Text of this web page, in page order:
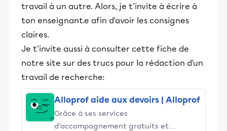
travail à un autre. Alors, je t'invite à écrire à
ton enseignant.e afin d'avoir les consignes
claires.
Je t'invite aussi à consulter cette fiche de
notre site sur des trucs pour la rédaction d'un
travail de recherche:
Alloprof aide aux devoirs | Alloprof
Grâce à ses services
d’accompagnement gratuits et